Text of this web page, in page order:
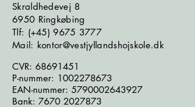
Skraldhedevej 8
6950 Ringkøbing
​​​Tlf: (+45)9675 3777
Mail: kontor@vestjyllandshojskole.dk
CVR: 68691451
P-nummer: 1002278673
EAN-nummer: 5790002643927
Bank: 7670 2027873